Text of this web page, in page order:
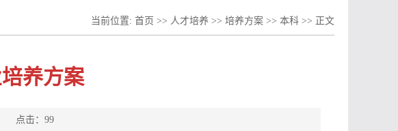
当前位置: 首页 >> 人才培养 >> 培养方案 >> 本科 >> 正文
养方案
点击： 99